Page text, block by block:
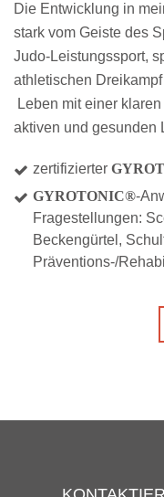
Die Entwicklung in
stark vom Geiste des
Judo-Leistungssport,
athletischen
Leben mit einer
aktiven und gesunden
zertifizierter
GYROTONIC®-
Fragestellungen:
Beckengürtel,
Präventions-/